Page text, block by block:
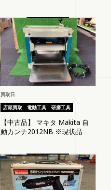
買取日
店頭買取
電動工具 研磨工具
【中古品】 マキタ Makita 自
動カンナ2012NB ※現状品